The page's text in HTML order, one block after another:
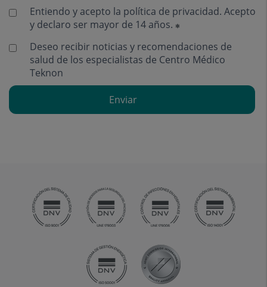
Entiendo y acepto la política de privacidad. Acepto
y declaro ser mayor de 14 años.
Deseo recibir noticias y recomendaciones de
salud de los especialistas de Centro Médico
Teknon
Enviar